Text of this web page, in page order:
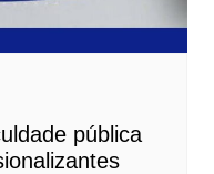
pública